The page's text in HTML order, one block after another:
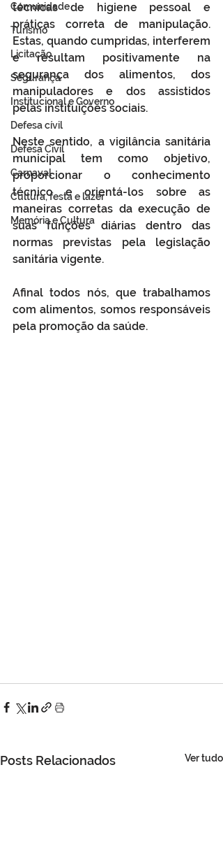
Comunidade
Turismo
Licitação
Segurança
Institucional e Governo
Defesa cívil
Defesa Civil
Carnaval
Cultura, festa e lazer
Memória e Cultura
técnicas de higiene pessoal e
práticas correta de manipulação.
Estas, quando cumpridas, interferem
e resultam positivamente na
segurança dos alimentos, dos
manipuladores e dos assistidos
pelas instituições sociais.
Neste sentido, a vigilância sanitária
municipal tem como objetivo,
proporcionar o conhecimento
técnico e orientá-los sobre as
maneiras corretas da execução de
suas funções diárias dentro das
normas previstas pela legislação
sanitária vigente.
Afinal todos nós, que trabalhamos
com alimentos, somos responsáveis
pela promoção da saúde.
Posts Relacionados Ver tudo